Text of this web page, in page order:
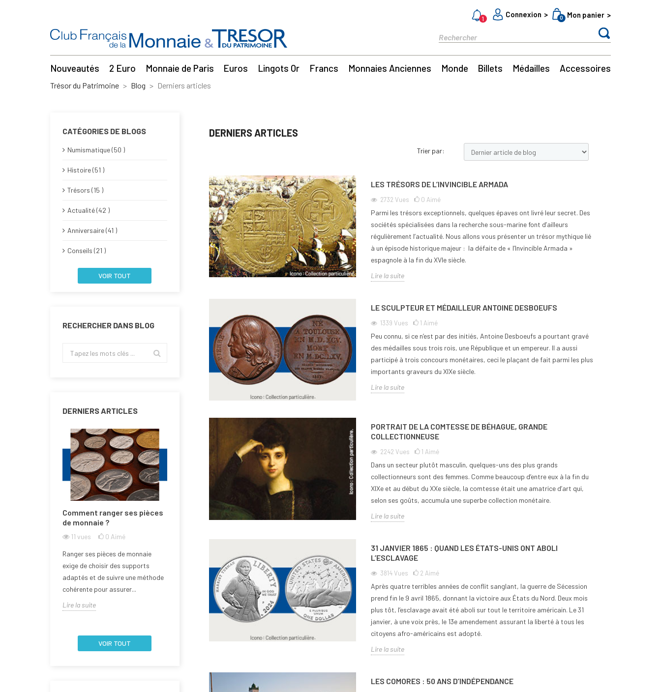
1
Connexion 0 Mon panier
Nouveautés 2 Euro Monnaie de Paris Euros Lingots Or Francs Monnaies Anciennes Monde Billets Médailles Accessoires
Trésor du Patrimoine Blog Derniers articles
CATÉGORIES DE BLOGS
Numismatique (50 )
Histoire (51 )
Trésors (15 )
Actualité (42 )
Anniversaire (41 )
Conseils (21 )
VOIR TOUT
RECHERCHER DANS BLOG
DERNIERS ARTICLES
Comment ranger ses pièces
de monnaie ?
11 vues 0 Aimé
Ranger ses pièces de monnaie
exige de choisir des supports
adaptés et de suivre une méthode
cohérente pour assurer...
Lire la suite
Comment nettoyer une pièce
de monnaie ancienne sans
Aborder la question du nettoyage
d’une pièce de monnaie ancienne
nécessite une attention extrême à
la fragilité de la...
Lire la suite
Comment commencer une
collection de monnaie ?
Commencer une collection de
monnaie est une aventure
passionnante qui séduit de plus en
plus de passionnés, qu’ils...
Lire la suite
Pour tout collectionneur passionné
des pièces de 2 euros selon leur
rareté...
La Bulgarie est entrée dans la zone
monétaire...
VOIR TOUT
DERNIERS ARTICLES
Trier par:
LES TRÉSORS DE L’INVINCIBLE ARMADA
2732 Vues 0 Aimé
Parmi les trésors exceptionnels, quelques épaves ont livré leur secret. Des
sociétés spécialisées dans la recherche sous-marine font d’ailleurs
régulièrement l’actualité. Nous allons vous présenter un trésor mythique lié
à un épisode historique majeur : la défaite de « l’Invincible Armada »
espagnole à la fin du XVIe siècle.
Lire la suite
LE SCULPTEUR ET MÉDAILLEUR ANTOINE DESBOEUFS
1339 Vues 1 Aimé
Peu connu, si ce n’est par des initiés, Antoine Desboeufs a pourtant gravé
des médailles sous trois rois, une République et un empereur. Il a aussi
participé à trois concours monétaires, ceci le plaçant de fait parmi les plus
importants graveurs du XIXe siècle.
Lire la suite
PORTRAIT DE LA COMTESSE DE BÉHAGUE, GRANDE
COLLECTIONNEUSE
2242Vues 1 Aimé
Dans un secteur plutôt masculin, quelques-uns des plus grands
collectionneurs sont des femmes. Comme beaucoup d’entre eux à la fin du
XIXe et au début du XXe siècle, la comtesse était une amatrice d’art qui,
selon ses goûts, accumula une superbe collection monétaire.
Lire la suite
31 JANVIER 1865 : QUAND LES ÉTATS-UNIS ONT ABOLI
L’ESCLAVAGE
3814Vues 2 Aimé
Après quatre terribles années de conflit sanglant, la guerre de Sécession
prend fin le 9 avril 1865, donnant la victoire aux États du Nord. Deux mois
plus tôt, l’esclavage avait été aboli sur tout le territoire américain. Le 31
janvier, à une voix près, le 13e amendement assurant la liberté à tous les
citoyens afro-américains est adopté.
Lire la suite
LES COMORES : 50 ANS D’INDÉPENDANCE